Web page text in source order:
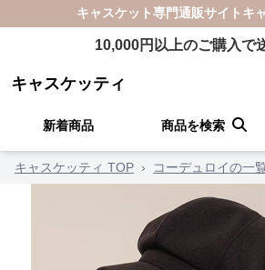
キャスケット専門通販サイト キ
10,000円以上のご購入で
キャスケッティ
新着商品 商品を検索
キャスケッティ TOP › コーデュロイの一